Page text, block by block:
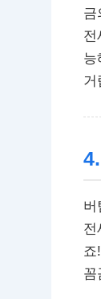
금
전
능
거
버
전
죠!
꼼